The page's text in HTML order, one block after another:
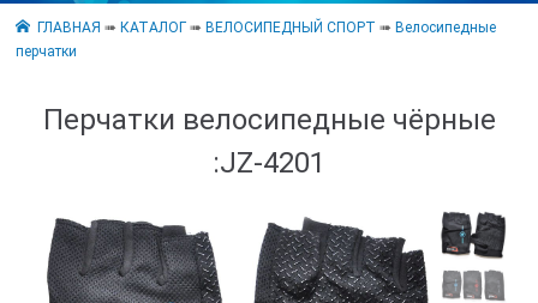
ГЛАВНАЯ ➠КАТАЛОГ ➠ВЕЛОСИПЕДНЫЙ СПОРТ ➠Велосипедные
перчатки
Перчатки велосипедные чёрные
:JZ-4201